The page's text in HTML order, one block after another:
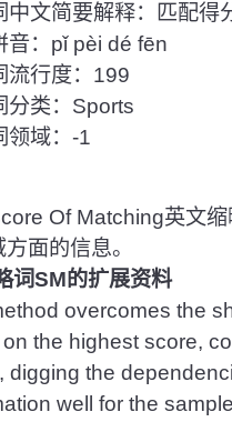
中文简要解释：匹配得
音：pǐ pèi dé fēn
流行度：199
分类：Sports
领域：-1
Of Matching英文缩
面的信息。
词SM的扩展资料
overcomes the
the highest score,
digging the
well for the